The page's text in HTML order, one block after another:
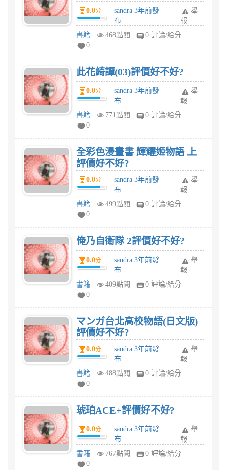
0.0分
sandra 3年前發
布
舉
報
書籍
468點閱
0 評論/給分
0
此花綺譚(03)評價好不好?
0.0分
sandra 3年前發
布
舉
報
書籍
771點閱
0 評論/給分
0
全彩色漫畫書 輝耀姬物語 上
評價好不好?
0.0分
sandra 3年前發
布
舉
報
書籍
499點閱
0 評論/給分
0
俺乃自衛隊 2評價好不好?
0.0分
sandra 3年前發
布
舉
報
書籍
409點閱
0 評論/給分
0
マンガ台北高校物語(日文版)
評價好不好?
0.0分
sandra 3年前發
布
舉
報
書籍
488點閱
0 評論/給分
0
琥珀ACE+評價好不好?
0.0分
sandra 3年前發
布
舉
報
書籍
767點閱
0 評論/給分
0